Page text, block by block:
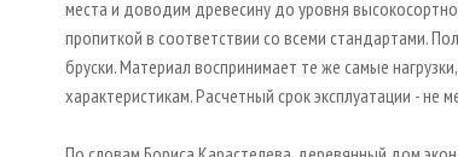
места и доводим древесину до уровня
пропиткой в соответствии со всеми стандартами.
бруски. Материал воспринимает те же самые
характеристикам. Расчетный срок эксплуатации - не